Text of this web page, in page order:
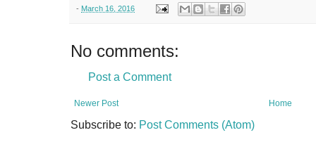
- March 16, 2016
No comments:
Post a Comment
Newer Post Home
Subscribe to: Post Comments (Atom)